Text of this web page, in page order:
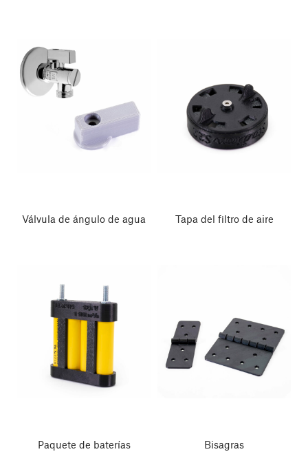
Válvula de ángulo de agua Tapa del filtro de aire
Paquete de baterías Bisagras